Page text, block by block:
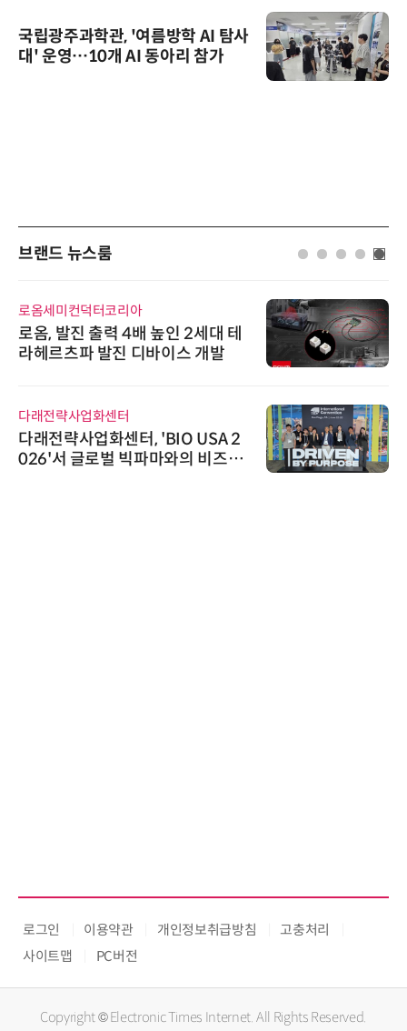
국립광주과학관, '여름방학 AI 탐사
대' 운영…10개 AI 동아리 참가
브랜드 뉴스룸
로옴세미컨덕터코리아
로옴, 발진 출력 4배 높인 2세대 테
라헤르츠파 발진 디바이스 개발
다래전략사업화센터
다래전략사업화센터, 'BIO USA 2
026'서 글로벌 빅파마와의 비즈니
로그인 이용약관 개인정보취급방침
고충처리
사이트맵
PC버전
Copyright © Electronic Times Internet. All Rights Reserved.